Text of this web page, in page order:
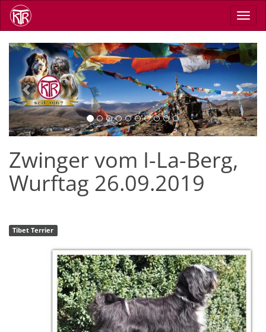
Direkt
zum
Inhalt
Previous Next
Zwinger vom I-La-Berg,
Wurftag 26.09.2019
Tibet Terrier